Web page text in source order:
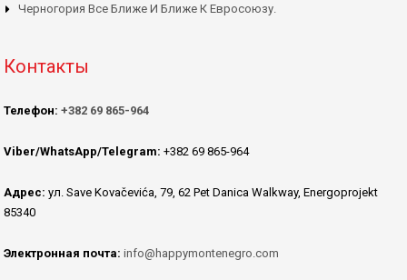
Черногория Все Ближе И Ближе К Евросоюзу.
Контакты
Телефон: +382 69 865-964
Viber/WhatsApp/Telegram: +382 69 865-964
Адрес: ул. Save Kovačevića, 79, 62 Pet Danica Walkway, Energoprojekt
85340
Электронная почта: info@happymontenegro.com